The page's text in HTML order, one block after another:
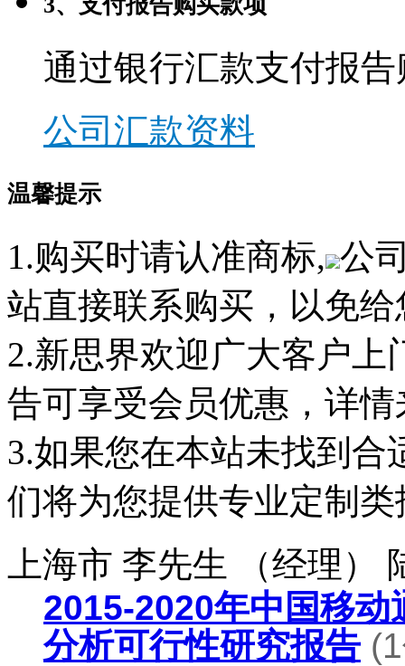
通过银行汇款支付报
公司汇款资料
温馨提示
1.购买时请认准商标, 公
站直接联系购买，以免
2.新思界欢迎广大客户
告可享受会员优惠，详
3.如果您在本站未找到
们将为您提供专业定制类
上海市 李先生 （经理）
2015-2020年中国移
分析可行性研究报告(1